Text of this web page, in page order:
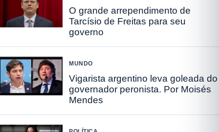
O grande arrependimento de
Tarcísio de Freitas para seu
governo
MUNDO
Vigarista argentino leva goleada do
governador peronista. Por Moisés
Mendes